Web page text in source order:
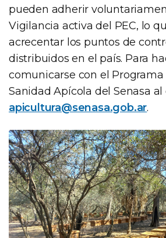
pueden adherir
Vigilancia activa del PEC, lo
acrecentar los puntos de
distribuidos en el país. Para
comunicarse con el Programa
Sanidad Apícola del Senasa al
apicultura@senasa.gob.ar.